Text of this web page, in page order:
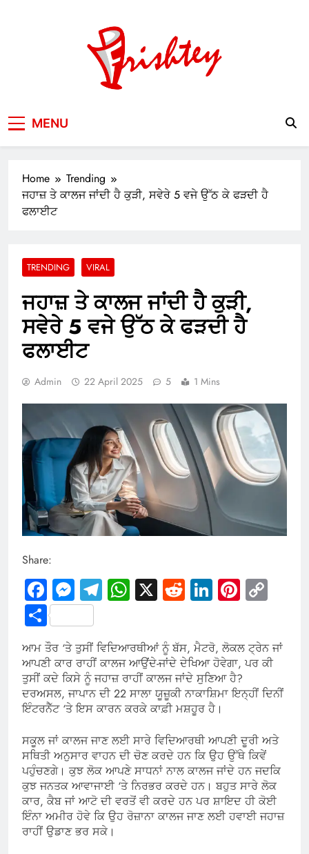
MENU
Home
Trending
ਜਹਾਜ਼ ਤੇ ਕਾਲਜ ਜਾਂਦੀ ਹੈ ਕੁੜੀ, ਸਵੇਰੇ 5 ਵਜੇ ਉੱਠ ਕੇ ਫੜਦੀ ਹੈ
ਫਲਾਈਟ
TRENDING VIRAL
ਜਹਾਜ਼ ਤੇ ਕਾਲਜ ਜਾਂਦੀ ਹੈ ਕੁੜੀ,
ਸਵੇਰੇ 5 ਵਜੇ ਉੱਠ ਕੇ ਫੜਦੀ ਹੈ
ਫਲਾਈਟ
Admin 22 April 2025 5 1 Mins
Share:
Facebook
Messenger
Telegram
WhatsApp
X RedditLinkedIn
Share
ਆਮ ਤੌਰ ‘ਤੇ ਤੁਸੀਂ ਵਿਦਿਆਰਥੀਆਂ ਨੂੰ ਬੱਸ, ਮੈਟਰੋ, ਲੋਕਲ ਟ੍ਰੇਨ ਜਾਂ
ਆਪਣੀ ਕਾਰ ਰਾਹੀਂ ਕਾਲਜ ਆਉਂਦੇ-ਜਾਂਦੇ ਦੇਖਿਆ ਹੋਵੇਗਾ, ਪਰ ਕੀ
ਤੁਸੀਂ ਕਦੇ ਕਿਸੇ ਨੂੰ ਜਹਾਜ਼ ਰਾਹੀਂ ਕਾਲਜ ਜਾਂਦੇ ਸੁਣਿਆ ਹੈ?
ਦਰਅਸਲ, ਜਾਪਾਨ ਦੀ 22 ਸਾਲਾ ਯੂਜ਼ੂਕੀ ਨਾਕਾਸ਼ਿਮਾ ਇਨ੍ਹੀਂ ਦਿਨੀਂ
ਇੰਟਰਨੈੱਟ ‘ਤੇ ਇਸ ਕਾਰਨ ਕਰਕੇ ਕਾਫ਼ੀ ਮਸ਼ਹੂਰ ਹੈ।
ਸਕੂਲ ਜਾਂ ਕਾਲਜ ਜਾਣ ਲਈ ਸਾਰੇ ਵਿਦਿਆਰਥੀ ਆਪਣੀ ਦੂਰੀ ਅਤੇ
ਸਥਿਤੀ ਅਨੁਸਾਰ ਵਾਹਨ ਦੀ ਚੋਣ ਕਰਦੇ ਹਨ ਕਿ ਉਹ ਉੱਥੇ ਕਿਵੇਂ
ਪਹੁੰਚਣਗੇ। ਕੁਝ ਲੋਕ ਆਪਣੇ ਸਾਧਨਾਂ ਨਾਲ ਕਾਲਜ ਜਾਂਦੇ ਹਨ ਜਦਕਿ
ਕੁਝ ਜਨਤਕ ਆਵਾਜਾਈ ‘ਤੇ ਨਿਰਭਰ ਕਰਦੇ ਹਨ। ਬਹੁਤ ਸਾਰੇ ਲੋਕ
ਕਾਰ, ਕੈਬ ਜਾਂ ਆਟੋ ਦੀ ਵਰਤੋਂ ਵੀ ਕਰਦੇ ਹਨ ਪਰ ਸ਼ਾਇਦ ਹੀ ਕੋਈ
ਇੰਨਾ ਅਮੀਰ ਹੋਵੇ ਕਿ ਉਹ ਰੋਜ਼ਾਨਾ ਕਾਲਜ ਜਾਣ ਲਈ ਹਵਾਈ ਜਹਾਜ਼
ਰਾਹੀਂ ਉਡਾਣ ਭਰ ਸਕੇ।